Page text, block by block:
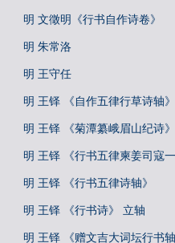
明 文徵明《行书自作诗卷》
明 朱常洛
明 王守任
明 王铎 《自作五律行草诗轴》
明 王铎 《菊潭纂峨眉山纪诗》
明 王铎 《行书五律柬姜司寇
明 王铎 《行书五律诗轴》
明 王铎 《行书诗》 立轴
明 王铎 《赠文吉大词坛行书轴